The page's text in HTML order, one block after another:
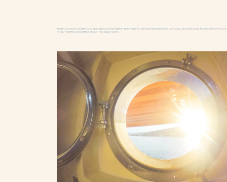
Zwei Freundinnen, eine Woche im Spätherbst auf einem kleinen Motorsegler vor der Küste Süddalmatiens, unterwegs von Insel zu Insel. Eine wunderschöne und
farbenfrohe Reise, deren Bilder ich euch hier zeigen möchte.